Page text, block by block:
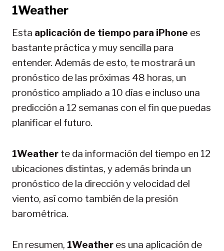
1Weather
Esta aplicación de tiempo para iPhone es
bastante práctica y muy sencilla para
entender. Además de esto, te mostrará un
pronóstico de las próximas 48 horas, un
pronóstico ampliado a 10 días e incluso una
predicción a 12 semanas con el fin que puedas
planificar el futuro.
1Weather te da información del tiempo en 12
ubicaciones distintas, y además brinda un
pronóstico de la dirección y velocidad del
viento, así como también de la presión
barométrica.
En resumen, 1Weather es una aplicación de